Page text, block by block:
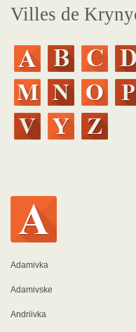
Villes de
Adamivka
Adamivske
Andriivka